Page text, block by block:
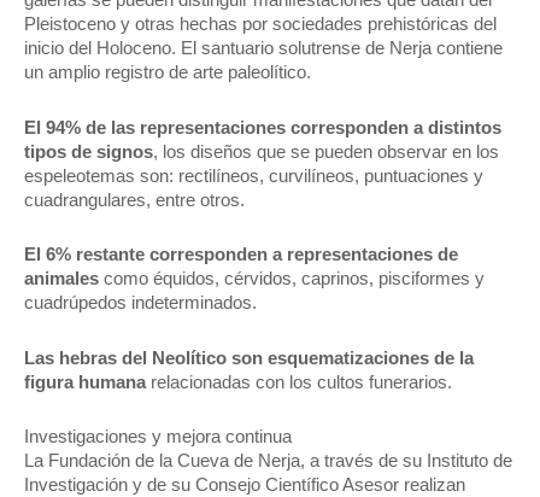
Pleistoceno y otras hechas por sociedades prehistóricas del
inicio del Holoceno. El santuario solutrense de Nerja contiene
un amplio registro de arte paleolítico.
El 94% de las representaciones corresponden a distintos
tipos de signos, los diseños que se pueden observar en los
espeleotemas son: rectilíneos, curvilíneos, puntuaciones y
cuadrangulares, entre otros.
El 6% restante corresponden a representaciones de
animales como équidos, cérvidos, caprinos, pisciformes y
cuadrúpedos indeterminados.
Las hebras del Neolítico son esquematizaciones de la
figura humana relacionadas con los cultos funerarios.
Investigaciones y mejora continua
La Fundación de la Cueva de Nerja, a través de su Instituto de
Investigación y de su Consejo Científico Asesor realizan